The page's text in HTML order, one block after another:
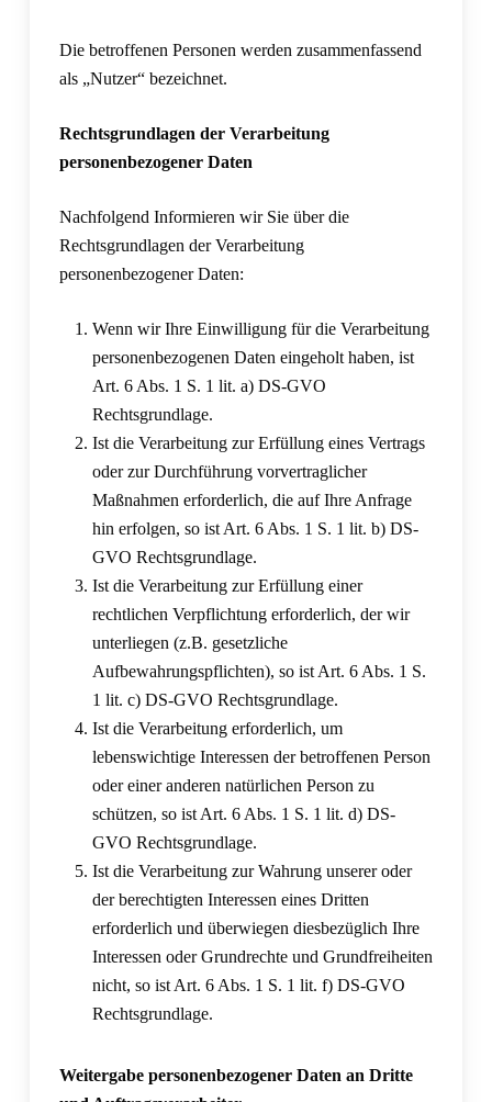
Die betroffenen Personen werden zusammenfassend
als „Nutzer“ bezeichnet.
Rechtsgrundlagen der Verarbeitung
personenbezogener Daten
Nachfolgend Informieren wir Sie über die
Rechtsgrundlagen der Verarbeitung
personenbezogener Daten:
Wenn wir Ihre Einwilligung für die Verarbeitung
personenbezogenen Daten eingeholt haben, ist
Art. 6 Abs. 1 S. 1 lit. a) DS-GVO
Rechtsgrundlage.
Ist die Verarbeitung zur Erfüllung eines Vertrags
oder zur Durchführung vorvertraglicher
Maßnahmen erforderlich, die auf Ihre Anfrage
hin erfolgen, so ist Art. 6 Abs. 1 S. 1 lit. b) DS-
GVO Rechtsgrundlage.
Ist die Verarbeitung zur Erfüllung einer
rechtlichen Verpflichtung erforderlich, der wir
unterliegen (z.B. gesetzliche
Aufbewahrungspflichten), so ist Art. 6 Abs. 1 S.
1 lit. c) DS-GVO Rechtsgrundlage.
Ist die Verarbeitung erforderlich, um
lebenswichtige Interessen der betroffenen Person
oder einer anderen natürlichen Person zu
schützen, so ist Art. 6 Abs. 1 S. 1 lit. d) DS-
GVO Rechtsgrundlage.
Ist die Verarbeitung zur Wahrung unserer oder
der berechtigten Interessen eines Dritten
erforderlich und überwiegen diesbezüglich Ihre
Interessen oder Grundrechte und Grundfreiheiten
nicht, so ist Art. 6 Abs. 1 S. 1 lit. f) DS-GVO
Rechtsgrundlage.
Weitergabe personenbezogener Daten an Dritte